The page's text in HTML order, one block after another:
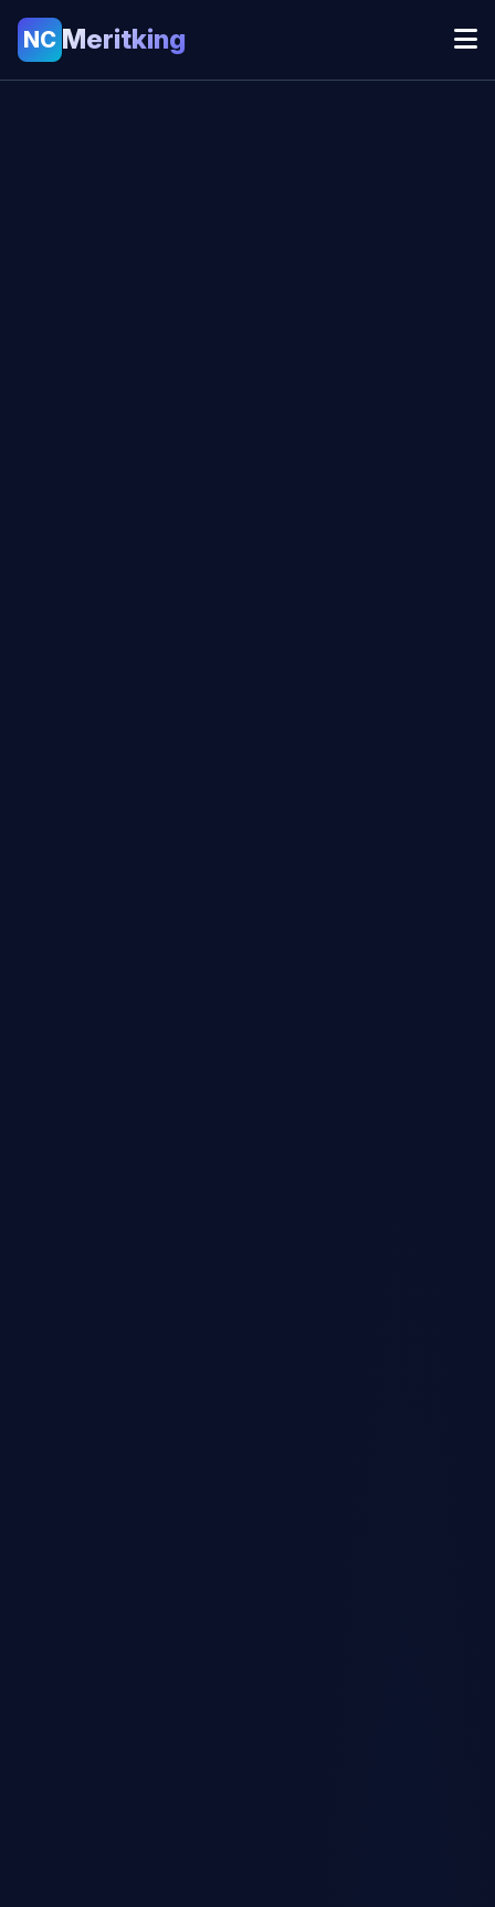
NC Meritking